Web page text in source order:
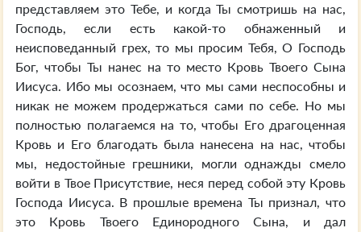
представляем это Тебе, и когда Ты смотришь на нас,
Господь, если есть какой-то обнаженный и
неисповеданный грех, то мы просим Тебя, О Господь
Бог, чтобы Ты нанес на то место Кровь Твоего Сына
Иисуса. Ибо мы осознаем, что мы сами неспособны и
никак не можем продержаться сами по себе. Но мы
полностью полагаемся на то, чтобы Его драгоценная
Кровь и Его благодать была нанесена на нас, чтобы
мы, недостойные грешники, могли однажды смело
войти в Твое Присутствие, неся перед собой эту Кровь
Господа Иисуса. В прошлые времена Ты признал, что
это Кровь Твоего Единородного Сына, и дал